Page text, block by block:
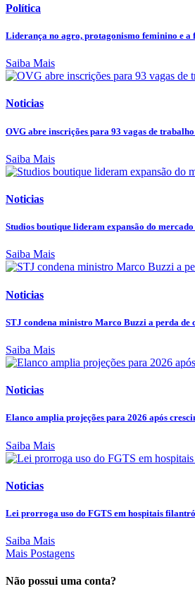
Política
Liderança no agro, protagonismo feminino e a
Saiba Mais
Noticias
OVG abre inscrições para 93 vagas de
Saiba Mais
Noticias
Studios boutique lideram expansão do mercado
Saiba Mais
Noticias
STJ condena ministro Marco Buzzi a perda de
Saiba Mais
Noticias
Elanco amplia projeções para 2026 após
Saiba Mais
Noticias
Lei prorroga uso do FGTS em hospitais
Saiba Mais
Mais Postagens
Não possui uma conta?